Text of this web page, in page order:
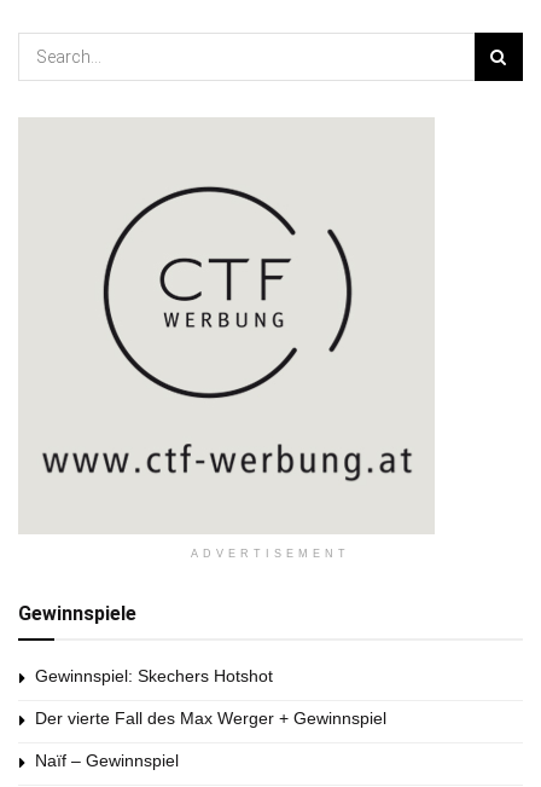
ADVERTISEMENT
Gewinnspiele
Gewinnspiel: Skechers Hotshot
Der vierte Fall des Max Werger + Gewinnspiel
Naïf – Gewinnspiel